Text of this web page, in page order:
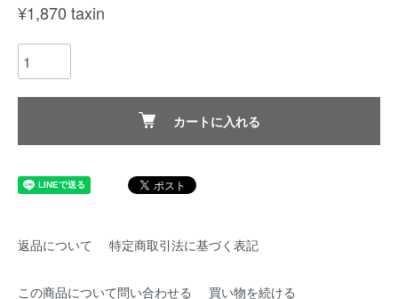
¥1,870 taxin
カートに入れる
返品について 特定商取引法に基づく表記
この商品について問い合わせる 買い物を続ける